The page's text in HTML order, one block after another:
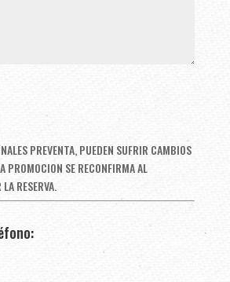
PREVENTA, PUEDEN SUFRIR CAMBIOS
PROMOCION SE RECONFIRMA AL
RESERVA.